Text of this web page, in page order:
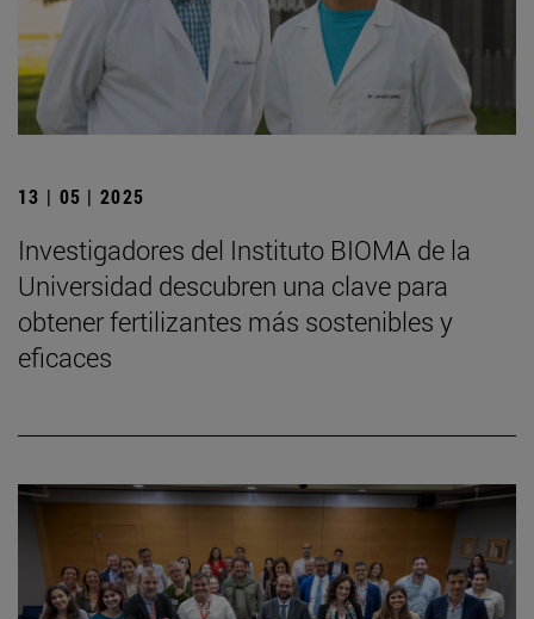
13 | 05 | 2025
Investigadores del Instituto BIOMA de la
Universidad descubren una clave para
obtener fertilizantes más sostenibles y
eficaces